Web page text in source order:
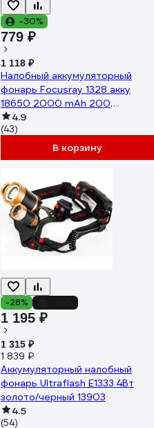
-30%
779 ₽
1 118 ₽
Налобный аккумуляторный
фонарь Focusray 1328 акку
18650 2000 mАh 200
люмен,цифровой
дисплей,сенсор,USB кабель
4.9
(43)
В корзину
-28%
1 195 ₽
1 315 ₽
1 839 ₽
Аккумуляторный налобный
фонарь Ultraflash E1333 4Вт
золото/черный 13903
4.5
(54)